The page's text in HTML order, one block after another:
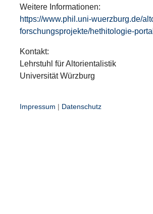
Weitere Informationen:
https://www.phil.uni-wuerzburg.de/
forschungsprojekte/hethitologie-
Kontakt:
Lehrstuhl für Altorientalistik
Universität Würzburg
Impressum | Datenschutz